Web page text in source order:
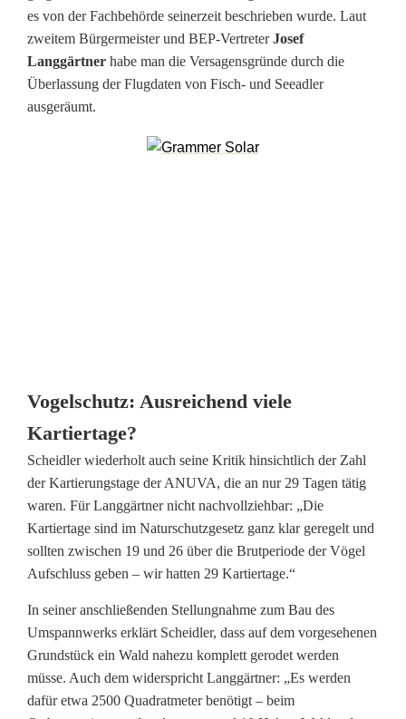
n
d
r
ä
es von der Fachbehörde seinerzeit beschrieben wurde. Laut
zweitem Bürgermeister und BEP-VertreterJosef
Langgärtner habe man die Versagensgründe durch die
Überlassung der Flugdaten von Fisch- und Seeadler
ausgeräumt.
Vogelschutz: Ausreichend viele
Kartiertage?
Scheidler wiederholt auch seine Kritik hinsichtlich der Zahl
der Kartierungstage der ANUVA, die an nur 29 Tagen tätig
waren. Für Langgärtner nicht nachvollziehbar: „Die
Kartiertage sind im Naturschutzgesetz ganz klar geregelt und
sollten zwischen 19 und 26 über die Brutperiode der Vögel
Aufschluss geben – wir hatten 29 Kartiertage.“
In seiner anschließenden Stellungnahme zum Bau des
Umspannwerks erklärt Scheidler, dass auf dem vorgesehenen
Grundstück ein Wald nahezu komplett gerodet werden
müsse. Auch dem widerspricht Langgärtner: „Es werden
dafür etwa 2500 Quadratmeter benötigt – beim